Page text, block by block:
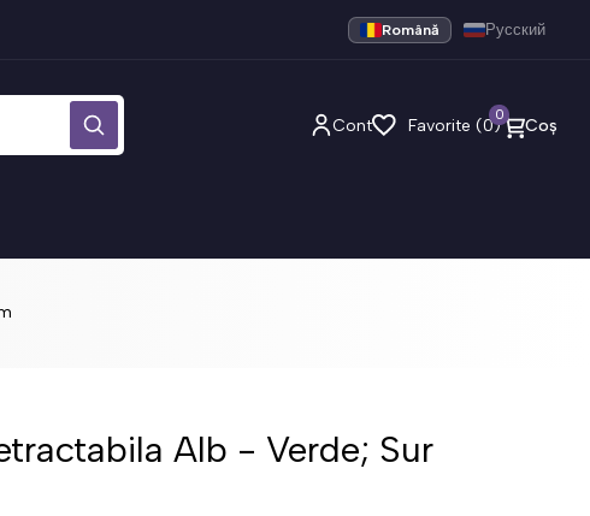
Română Русский
Cont Favorite (0) Coș
0
Alb - Verde; Sur